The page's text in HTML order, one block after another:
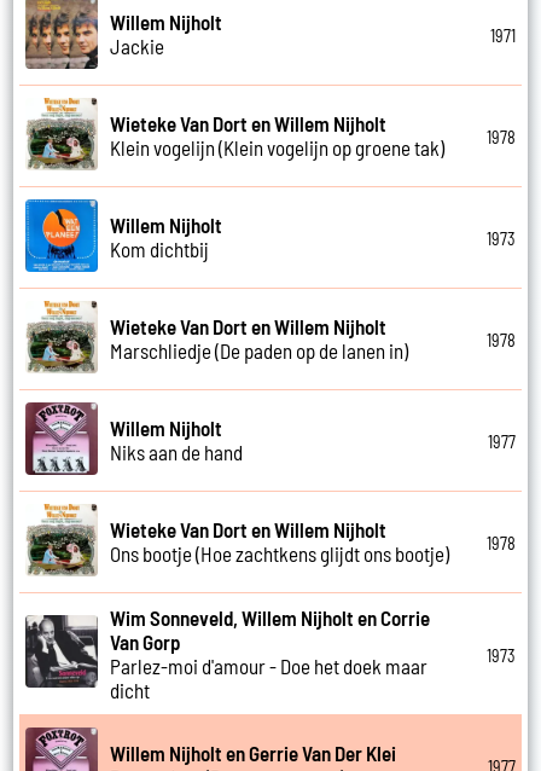
Willem Nijholt
Jackie
1971
Wieteke Van Dort en Willem Nijholt
Klein vogelijn (Klein vogelijn op groene tak)
1978
Willem Nijholt
Kom dichtbij
1973
Wieteke Van Dort en Willem Nijholt
Marschliedje (De paden op de lanen in)
1978
Willem Nijholt
Niks aan de hand
1977
Wieteke Van Dort en Willem Nijholt
Ons bootje (Hoe zachtkens glijdt ons bootje)
1978
Wim Sonneveld, Willem Nijholt en Corrie
Van Gorp
Parlez-moi d'amour - Doe het doek maar
dicht
1973
Willem Nijholt en Gerrie Van Der Klei